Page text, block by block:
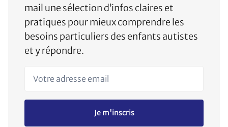
mail une sélection d’infos claires et
pratiques pour mieux comprendre les
besoins particuliers des enfants autistes
et y répondre.
Votre adresse email
Je m'inscris